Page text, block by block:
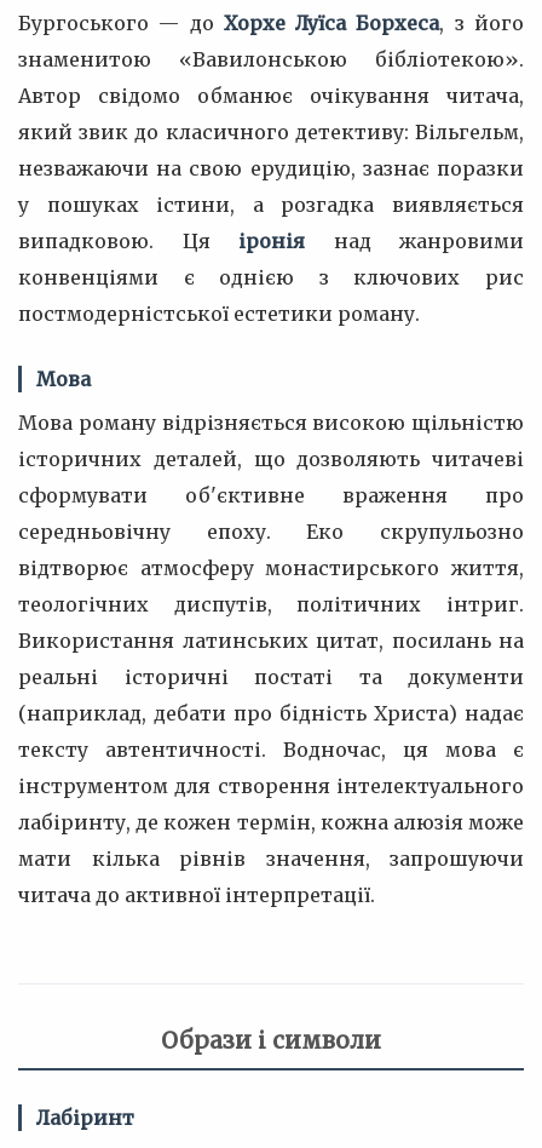
Бургоського — до Хорхе Луїса Борхеса, з його
знаменитою «Вавилонською бібліотекою».
Автор свідомо обманює очікування читача,
який звик до класичного детективу: Вільгельм,
незважаючи на свою ерудицію, зазнає поразки
у пошуках істини, а розгадка виявляється
випадковою. Ця іронія над жанровими
конвенціями є однією з ключових рис
постмодерністської естетики роману.
Мова
Мова роману відрізняється високою щільністю
історичних деталей, що дозволяють читачеві
сформувати об'єктивне враження про
середньовічну епоху. Еко скрупульозно
відтворює атмосферу монастирського життя,
теологічних диспутів, політичних інтриг.
Використання латинських цитат, посилань на
реальні історичні постаті та документи
(наприклад, дебати про бідність Христа) надає
тексту автентичності. Водночас, ця мова є
інструментом для створення інтелектуального
лабіринту, де кожен термін, кожна алюзія може
мати кілька рівнів значення, запрошуючи
читача до активної інтерпретації.
Образи і символи
Лабіринт